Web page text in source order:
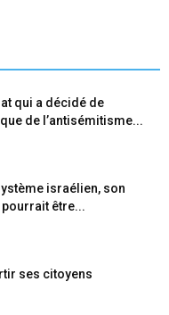
qui a décidé de
de l’antisémitisme...
israélien, son
être...
ses citoyens